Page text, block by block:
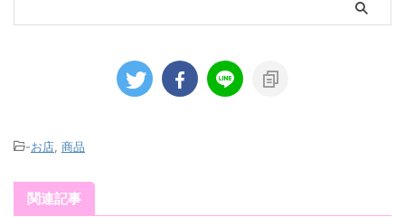
-お店 商品
関連記事